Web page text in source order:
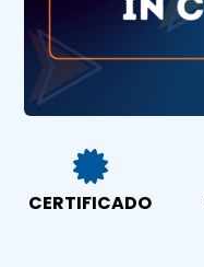
CERTIFICADO